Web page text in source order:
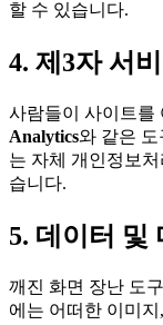
할 수 있습니다.
4. 제3자 서
사람들이 사이트를
Analytics와 같은 도
는 자체 개인정보
습니다.
5. 데이터 및
깨진 화면 장난 도
에는 어떠한 이미